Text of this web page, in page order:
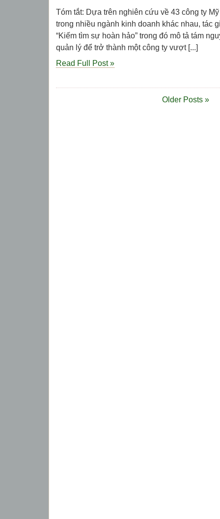
Tóm tắt: Dựa trên nghiên cứu về 43 công ty
trong nhiều ngành kinh doanh khác nhau, tác
“Kiếm tìm sự hoàn hảo” trong đó mô tả tám
quản lý để trở thành một công ty vượt [...]
Read Full Post »
Older Posts »